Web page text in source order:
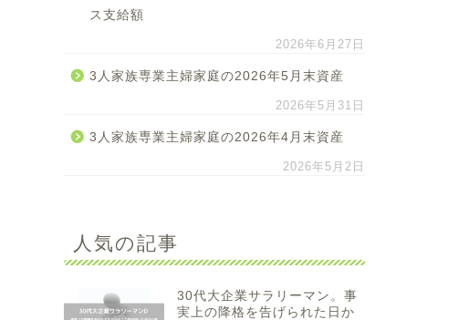
ス支給額
2026年6月27日
3人家族専業主婦家庭の2026年5月末資産
2026年5月31日
3人家族専業主婦家庭の2026年4月末資産
2026年5月2日
人気の記事
30代大企業サラリーマン。事
実上の降格を告げられた日か